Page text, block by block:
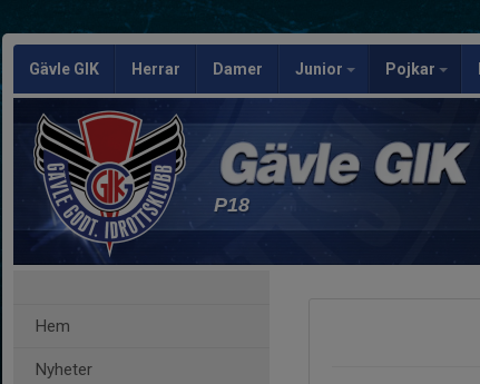
Gävle GIK Herrar Damer Junior Pojkar
P18
Hem
Nyheter